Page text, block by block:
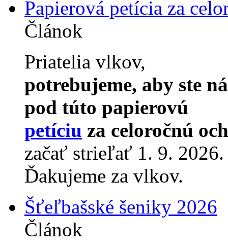
Papierová petícia za
Článok
Priatelia vlkov,
potrebujeme, aby ste
pod túto papierovú
petíciu za celoročnú
začať strieľať 1. 9. 2026.
Ďakujeme za vlkov.
Šťeľbašské šeniky 2026
Článok